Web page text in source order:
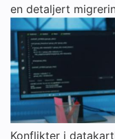
en detaljert
Konflikter i